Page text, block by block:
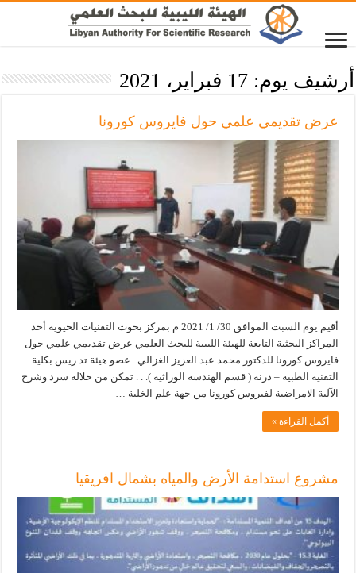
أرشيف يوم:17 فبراير، 2021
عرض تقديمي علمي حول فايروس كورونا
أقيم يوم السبت الموافق 30/ 1/ 2021 م بمركز بحوث التقنيات الحيوية أحد
المراكز البحثية التابعة للهيئة الليبية للبحث العلمي عرض تقديمي علمي حول
فايروس كورونا للدكتور محمد عبد العزيز الغزالي . عضو هيئة تد.ريس بكلية
التقنية الطبية – درنة ( قسم الهندسة الوراثية ). . . تمكن من خلاله سرد وشرح
الآلية الامراضية لفيروس كورونا من جهة علم الخلية …
أكمل القراءة »
مشروع استدامة الأرض والمياه بشمال افريقيا